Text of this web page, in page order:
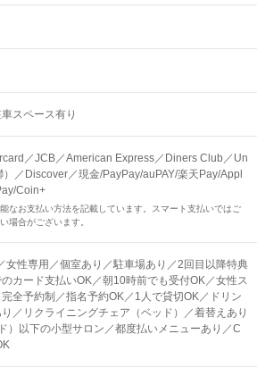
スペース有り
／JCB／American Express／Diners Club／Un
／Discover／現金/PayPay/auPAY/楽天Pay/Appl
Coin+
なお支払い方法を記載しています。スマート支払いではご
場合がございます。
女性専用／個室あり／駐車場あり／2回目以降特典
カード支払いOK／朝10時前でも受付OK／女性ス
全予約制／指名予約OK／1人で貸切OK／ドリン
／リクライニングチェア（ベッド）／着替えあり
）以下の小型サロン／都度払いメニューあり／C